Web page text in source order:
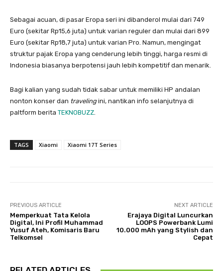
Sebagai acuan, di pasar Eropa seri ini dibanderol mulai dari 749
Euro (sekitar Rp15,6 juta) untuk varian reguler dan mulai dari 899
Euro (sekitar Rp18,7 juta) untuk varian Pro. Namun, mengingat
struktur pajak Eropa yang cenderung lebih tinggi, harga resmi di
Indonesia biasanya berpotensi jauh lebih kompetitif dan menarik.
Bagi kalian yang sudah tidak sabar untuk memiliki HP andalan
nonton konser dan travelingini, nantikan info selanjutnya di
paltform berita TEKNOBUZZ.
TAGS Xiaomi Xiaomi 17T Series
PREVIOUS ARTICLE
Memperkuat Tata Kelola
Digital, Ini Profil Muhammad
Yusuf Ateh, Komisaris Baru
Telkomsel
NEXT ARTICLE
Erajaya Digital Luncurkan
LOOPS Powerbank Lumi
10.000 mAh yang Stylish dan
Cepat